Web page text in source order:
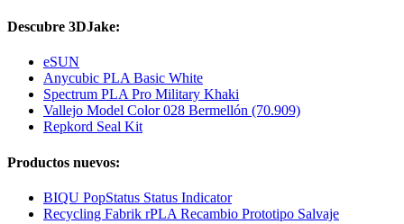
Descubre 3DJake:
eSUN
Anycubic PLA Basic White
Spectrum PLA Pro Military Khaki
Vallejo Model Color 028 Bermellón (70.909)
Repkord Seal Kit
Productos nuevos:
BIQU PopStatus Status Indicator
Recycling Fabrik rPLA Recambio Prototipo Salvaje